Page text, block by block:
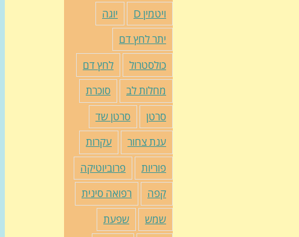
ויטמין D
יוגה
יתר לחץ דם
כולסטרול
לחץ דם
מחלות לב
סוכרת
סרטן
סרטן שד
ענת צחור
עקרות
פוריות
פרוביוטיקה
קפה
רפואה סינית
שמש
שפעת